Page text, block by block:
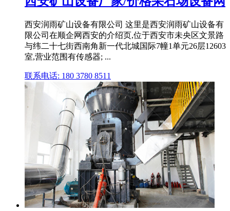
西安润雨矿山设备有限公司 这里是西安润雨矿山设备有
限公司在顺企网西安的介绍页,位于西安市未央区文景路
与纬二十七街西南角新一代北城国际7幢1单元26层12603
室,营业范围有传感器; ...
联系电话: 180 3780 8511